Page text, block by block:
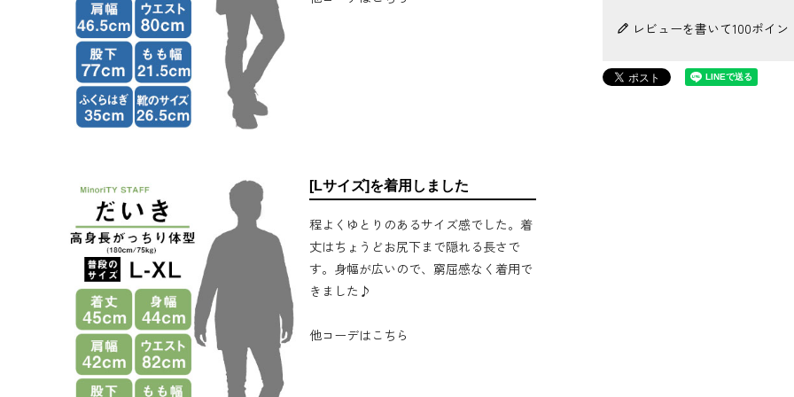
[Lサイズ]を着用しました
程よくゆとりのあるサイズ感でした。着
丈はちょうどお尻下まで隠れる長さで
す。身幅が広いので、窮屈感なく着用で
きました♪
他コーデはこちら
レビューを書いて100ポイン